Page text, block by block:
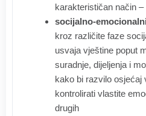
karakterističan način
socijalno-
kroz različite faze
usvaja vještine poput
suradnje, dijeljenja i
kako bi razvilo osjećaj
kontrolirati vlastite
drugih